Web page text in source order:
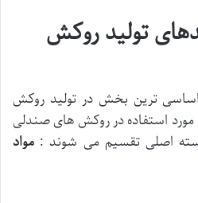
تولید روکش
اساسی ترین بخش در تولید روکش
استفاده در روکش های صندلی
اصلی تقسیم می شوند : مواد